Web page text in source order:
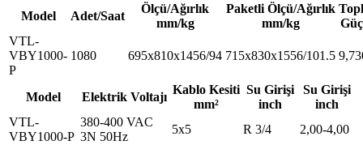
Model
Adet/Saat
Ölçü/Ağırlık
mm/kg
Paketli Ölçü/Ağırlık
mm/kg
VTL-
VBY1000-
P
1080 695x810x1456/94 715x830x1556/101.5
Model Elektrik Voltajı
Kablo Kesiti
mm²
Su Girişi
inch
Su Girişi
inch
VTL-
VBY1000-P
380-400 VAC
3N 50Hz
5x5 R 3/4
2,00-4,00